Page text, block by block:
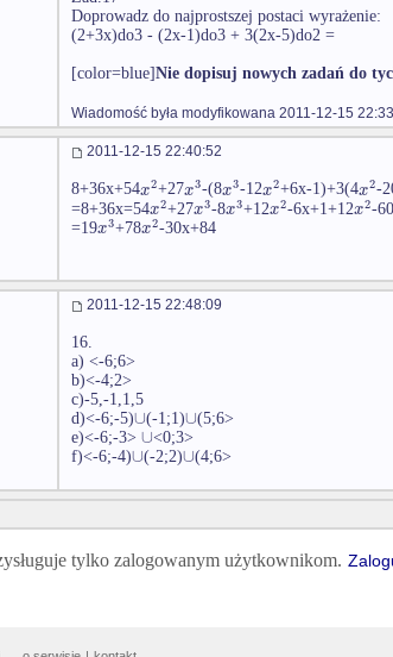
Doprowadz do najprostszej postaci wyrażenie:
(2+3x)do3 - (2x-1)do3 + 3(2x-5)do2 =
[color=blue]Nie dopisuj nowych zadań do
Wiadomość była modyfikowana 2011-12-15
2011-12-15 22:40:52
8+36x+54x2+27x3-(8x3-12x2+6x-1)+3(4x2-
=8+36x=54x2+27x3-8x3+12x2-6x+1+12x2-
=19x3+78x2-30x+84
2011-12-15 22:48:09
16.
a) <-6;6>
b)<-4;2>
c)-5,-1,1,5
d)<-6;-5)∪(-1;1)∪(5;6>
e)<-6;-3> ∪<0;3>
f)<-6;-4)∪(-2;2)∪(4;6>
tylko zalogowanym użytkownikom.